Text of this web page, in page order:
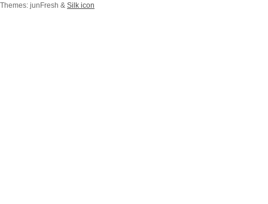
Themes: junFresh & Silk icon